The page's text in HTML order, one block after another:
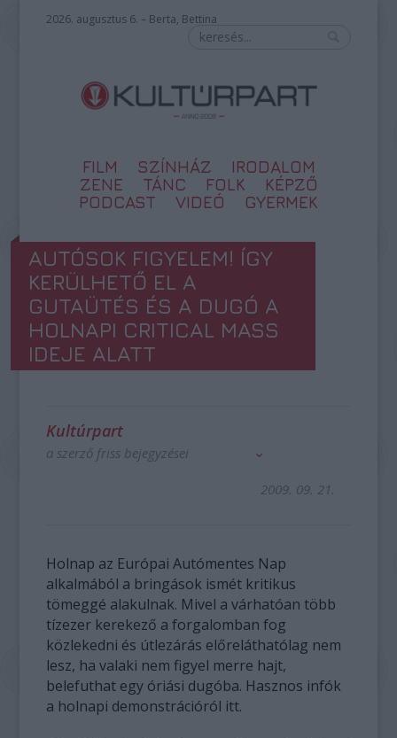
2026. augusztus 6. – Berta, Bettina
FILM SZÍNHÁZ
IRODALOM
ZENE
TÁNC FOLK
KÉPZŐ
PODCAST
VIDEÓ GYERMEK
AUTÓSOK FIGYELEM! ÍGY
KERÜLHETŐ EL A
GUTAÜTÉS ÉS A DUGÓ A
HOLNAPI CRITICAL MASS
IDEJE ALATT
Kultúrpart
a szerző friss bejegyzései
2009. 09. 21.
Holnap az Európai Autómentes Nap
alkalmából a bringások ismét kritikus
tömeggé alakulnak. Mivel a várhatóan több
tízezer kerekező a forgalomban fog
közlekedni és útlezárás előreláthatólag nem
lesz, ha valaki nem figyel merre hajt,
belefuthat egy óriási dugóba. Hasznos infók
a holnapi demonstrációról itt.